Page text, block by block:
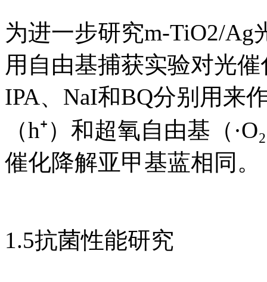
为进一步研究m-TiO2/
用自由基捕获实验对光
IPA、NaI和BQ分别用来
（h⁺）和超氧自由基（
催化降解亚甲基蓝相同。
1.5抗菌性能研究